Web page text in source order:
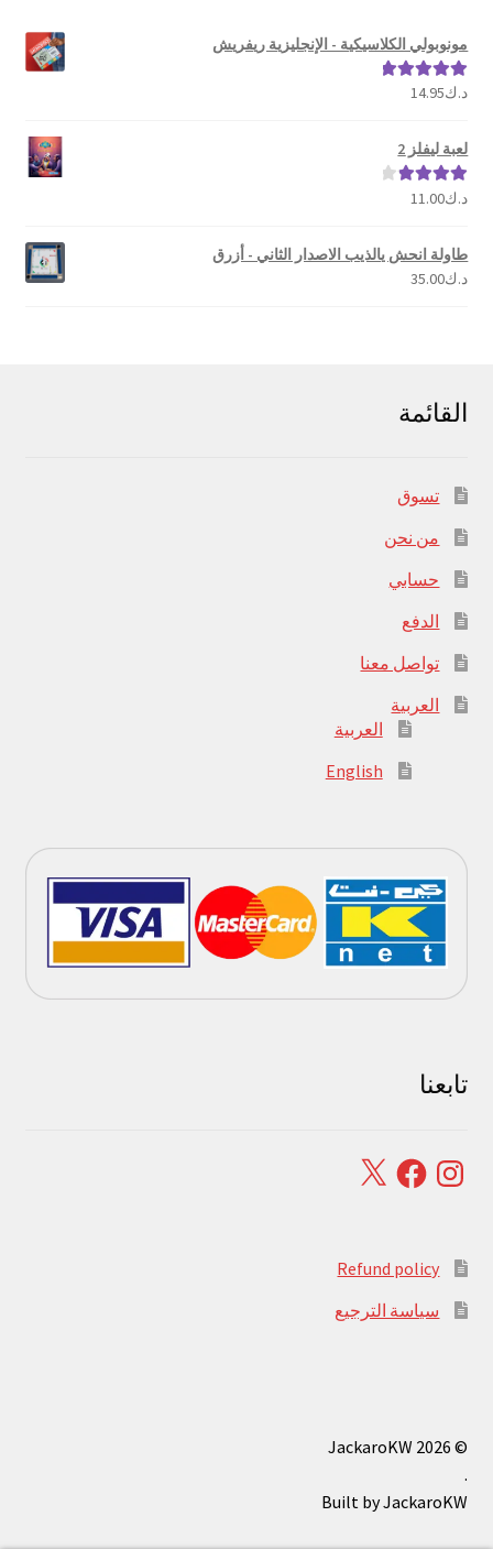
مونوبولي الكلاسيكية - الإنجليزية ريفريش
تم التقييم
د.ك14.95
لعبة ليفلز 2
تم التقييم
د.ك11.00
طاولة انحش يالذيب الاصدار الثاني - أزرق
د.ك35.00
القائمة
تسوق
من نحن
حسابي
الدفع
تواصل معنا
العربية
العربية
English
تابعنا
Instagram
Facebook
X
Refund policy
سياسة الترجيع
© JackaroKW 2026
.